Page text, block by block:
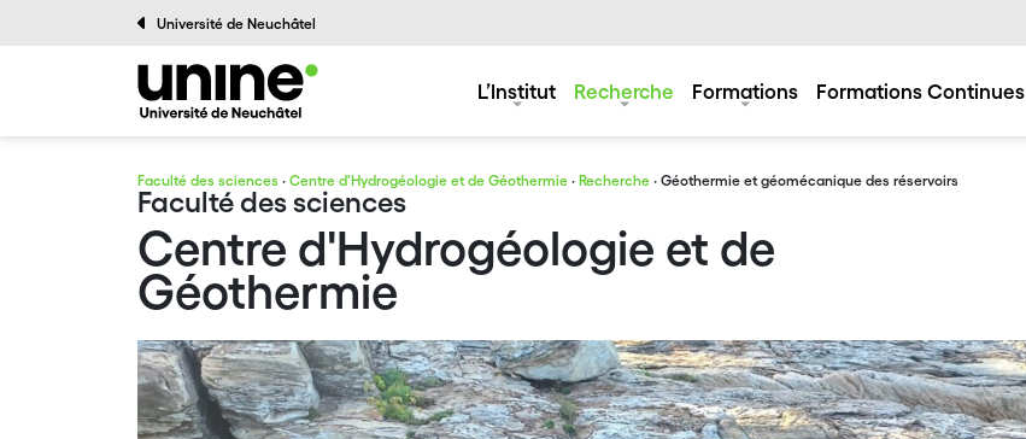
Université de Neuchâtel
L’Institut Recherche Formations Formations Continues
Faculté des sciences · Centre d'Hydrogéologie et de Géothermie · Recherche · Géothermie et géomécanique des réservoirs
Faculté des sciences
Centre d'Hydrogéologie et de
Géothermie